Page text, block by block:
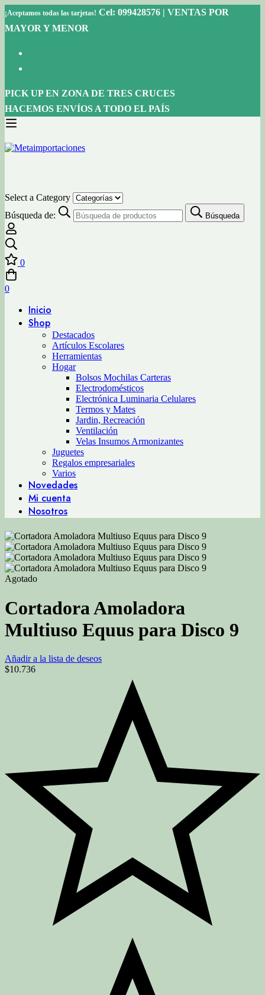
¡Aceptamos todas las tarjetas! Cel: 099428576 | VENTAS POR
MAYOR Y MENOR
PICK UP EN ZONA DE TRES CRUCES
HACEMOS ENVÍOS A TODO EL PAÍS
Select a Category
Búsqueda de:
Búsqueda
0
0
Inicio
Shop
Destacados
Artículos Escolares
Herramientas
Hogar
Bolsos Mochilas Carteras
Electrodomésticos
Electrónica Luminaria Celulares
Termos y Mates
Jardin, Recreación
Ventilación
Velas Insumos Armonizantes
Juguetes
Regalos empresariales
Varios
Novedades
Mi cuenta
Nosotros
Agotado
Cortadora Amoladora
Multiuso Equus para Disco 9
Añadir a la lista de deseos
$10.736